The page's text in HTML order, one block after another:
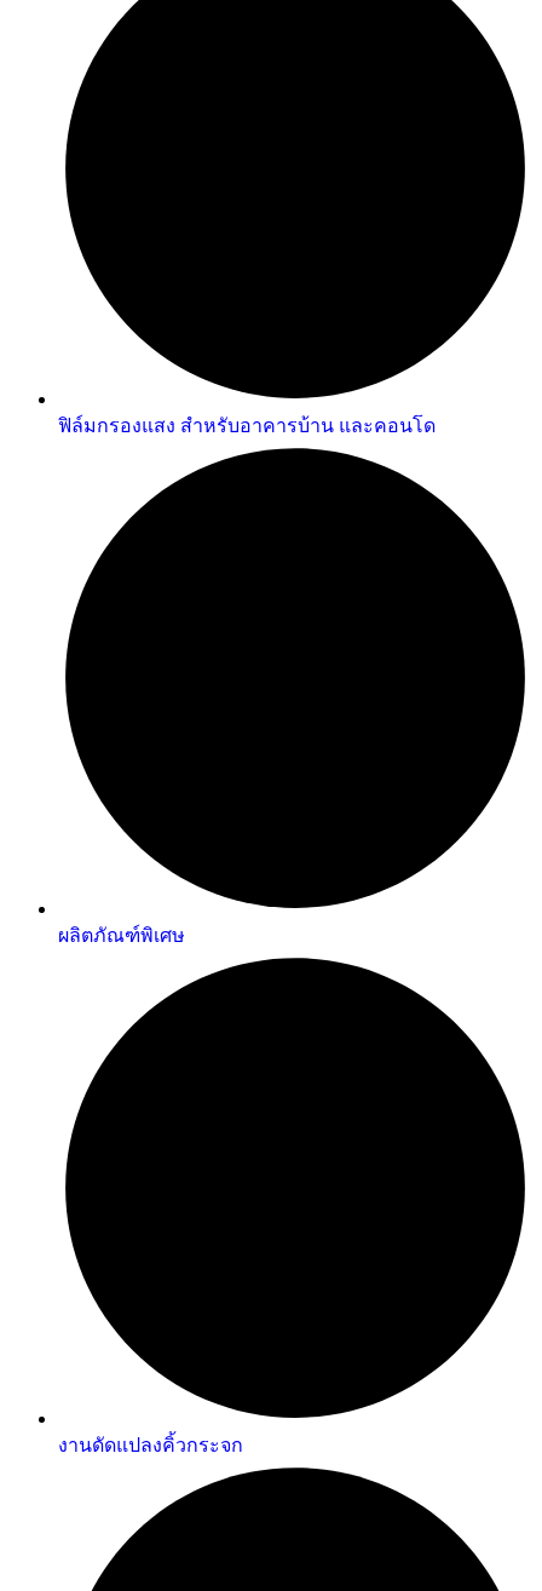
ฟิล์มกรองแสง สำหรับอาคารบ้าน และคอนโด
ผลิตภัณฑ์พิเศษ
งานดัดแปลงคิ้วกระจก